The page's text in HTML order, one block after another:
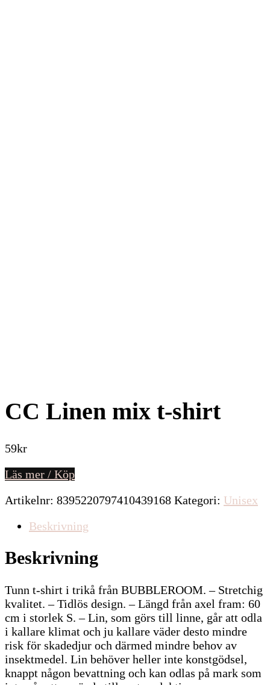
CC Linen mix t-shirt
59kr
Läs mer / Köp
Artikelnr: 8395220797410439168 Kategori: Unisex
Beskrivning
Beskrivning
Tunn t-shirt i trikå från BUBBLEROOM. – Stretchig
kvalitet. – Tidlös design. – Längd från axel fram: 60
cm i storlek S. – Lin, som görs till linne, går att odla
i kallare klimat och ju kallare väder desto mindre
risk för skadedjur och därmed mindre behov av
insektmedel. Lin behöver heller inte konstgödsel,
knappt någon bevattning och kan odlas på mark som